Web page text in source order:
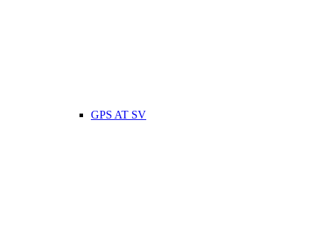
GPS AT SV